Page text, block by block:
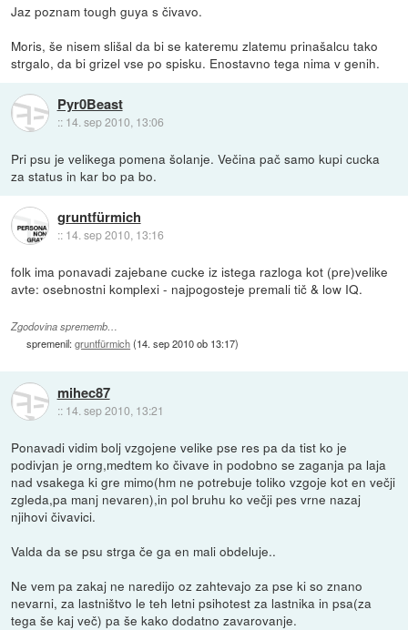
Jaz poznam tough guya s čivavo.
Moris, še nisem slišal da bi se kateremu zlatemu prinašalcu tako
strgalo, da bi grizel vse po spisku. Enostavno tega nima v genih.
Pyr0Beast
:: 14. sep 2010, 13:06
Pri psu je velikega pomena šolanje. Večina pač samo kupi cucka
za status in kar bo pa bo.
gruntfürmich
:: 14. sep 2010, 13:16
folk ima ponavadi zajebane cucke iz istega razloga kot (pre)velike
avte: osebnostni komplexi - najpogosteje premali tič & low IQ.
Zgodovina sprememb…
spremenil:gruntfürmich(14. sep 2010 ob 13:17)
mihec87
:: 14. sep 2010, 13:21
Ponavadi vidim bolj vzgojene velike pse res pa da tist ko je
podivjan je orng,medtem ko čivave in podobno se zaganja pa laja
nad vsakega ki gre mimo(hm ne potrebuje toliko vzgoje kot en večji
zgleda,pa manj nevaren),in pol bruhu ko večji pes vrne nazaj
njihovi čivavici.
Valda da se psu strga če ga en mali obdeluje..
Ne vem pa zakaj ne naredijo oz zahtevajo za pse ki so znano
nevarni, za lastništvo le teh letni psihotest za lastnika in psa(za
tega še kaj več) pa še kako dodatno zavarovanje.